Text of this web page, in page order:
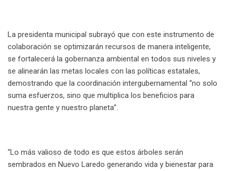
La presidenta municipal subrayó que con este instrumento de
colaboración se optimizarán recursos de manera inteligente,
se fortalecerá la gobernanza ambiental en todos sus niveles y
se alinearán las metas locales con las políticas estatales,
demostrando que la coordinación intergubernamental “no solo
suma esfuerzos, sino que multiplica los beneficios para
nuestra gente y nuestro planeta”.
“Lo más valioso de todo es que estos árboles serán
sembrados en Nuevo Laredo generando vida y bienestar para